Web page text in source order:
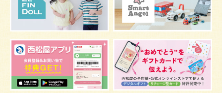
骨盤ベルトの基礎知識 骨盤ベルトの効果 栄養素
保存 マスク 予防
骨盤ベルトの注意点 感染症 双子
しこり おっぱい 水着 安全対策 おすすめ
マザーバッグ 予防注射 幼児期 アレルギー